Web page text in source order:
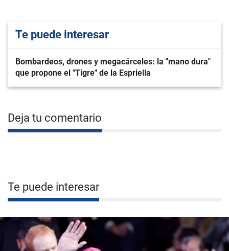
Te puede interesar
Bombardeos, drones y megacárceles: la "mano dura"
que propone el "Tigre" de la Espriella
Deja tu comentario
Te puede interesar